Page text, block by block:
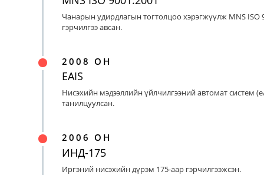
Чанарын удирдлагын тогтолцоо хэрэгжүүлж MNS ISO
гэрчилгээ авсан.
2008 ОН
EAIS
Нисэхийн мэдээллийн үйлчилгээний автомат систем
танилцуулсан.
2006 ОН
ИНД-175
Иргэний нисэхийн дүрэм 175-аар гэрчилгээжсэн.